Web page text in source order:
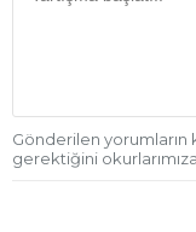
Gönderilen
gerektiğini